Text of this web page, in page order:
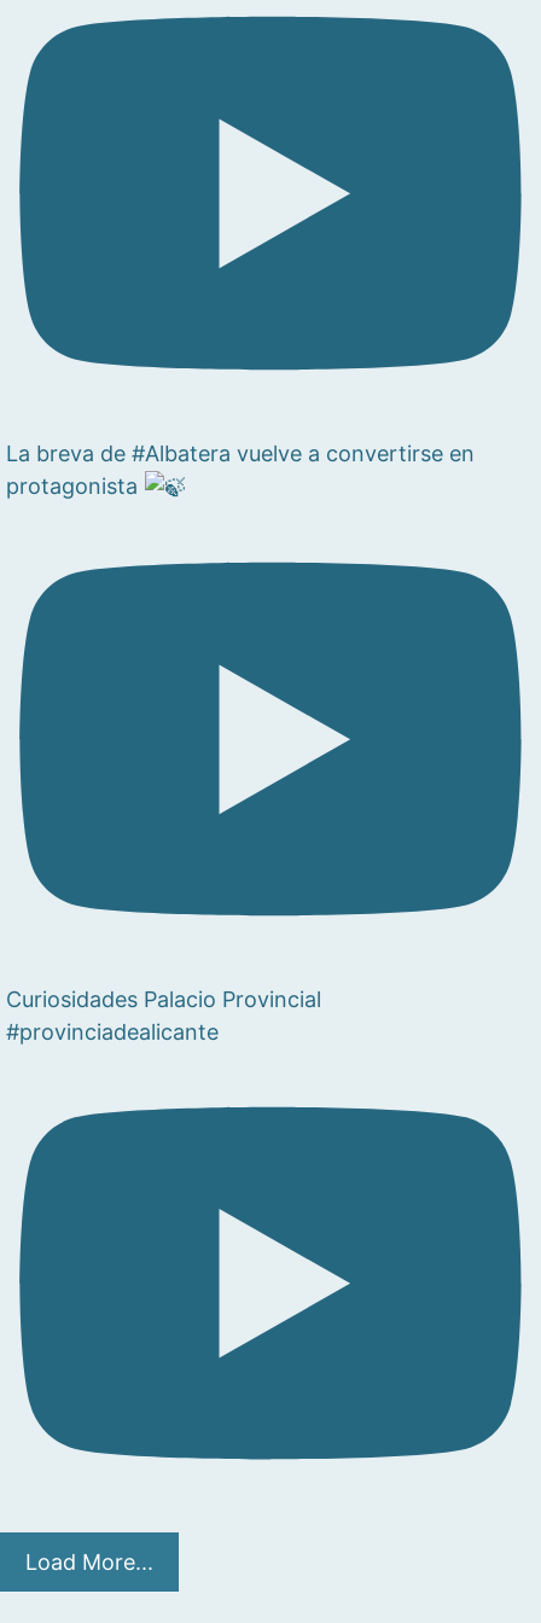
La breva de #Albatera vuelve a convertirse en
protagonista
Curiosidades Palacio Provincial
#provinciadealicante
Load More...